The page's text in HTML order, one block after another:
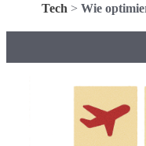
Tech > Wie